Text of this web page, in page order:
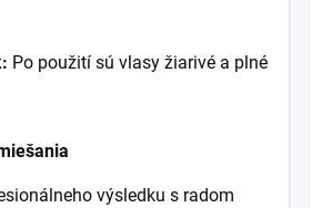
Po použití sú vlasy žiarivé a plné
výsledku s radom